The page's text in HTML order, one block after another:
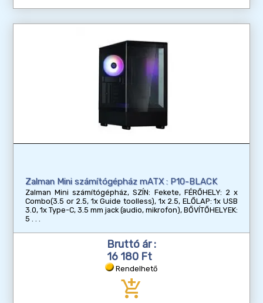
Zalman Mini számítógépház mATX : P10-BLACK
Zalman Mini számítógépház, SZÍN: Fekete, FÉRŐHELY: 2 x
Combo(3.5 or 2.5, 1x Guide toolless), 1x 2.5, ELŐLAP: 1x USB
3.0, 1x Type-C, 3.5 mm jack (audio, mikrofon), BŐVÍTŐHELYEK:
5
Bruttó ár :
16 180 Ft
Rendelhető
add_shopping_cart